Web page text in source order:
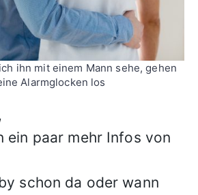
ihn mit einem Mann sehe, gehen
Alarmglocken los
ein paar mehr Infos von
schon da oder wann